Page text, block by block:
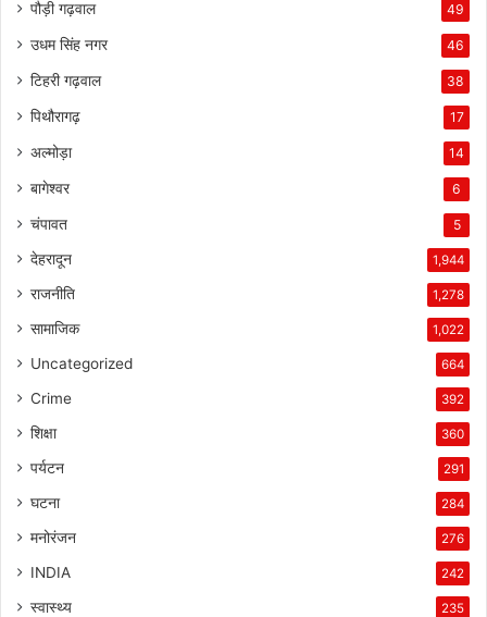
पौड़ी गढ़वाल 49
उधम सिंह नगर 46
टिहरी गढ़वाल 38
पिथौरागढ़ 17
अल्मोड़ा 14
बागेश्वर 6
चंपावत 5
देहरादून 1,944
राजनीति 1,278
सामाजिक 1,022
Uncategorized 664
Crime 392
शिक्षा 360
पर्यटन 291
घटना 284
मनोरंजन 276
INDIA 242
स्वास्थ्य 235